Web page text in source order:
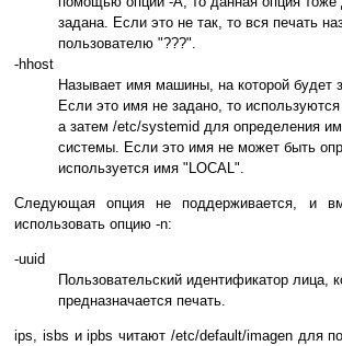
задана. Если это не так, то вся печать
пользователю "???".
-hhost
Называет имя машины, на которой будет
Если это имя не задано, то
а затем /etc/systemid для определения
системы. Если это имя не может быть
используется имя "LOCAL".
Следующая опция не поддерживается, и
использовать опцию -n:
-uuid
Пользовательский идентификатор лица,
предназначается печать.
ips, isbs и ipbs читают /etc/default/imagen для